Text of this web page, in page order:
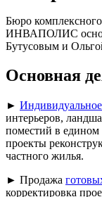
Бюро
ИНВАПОЛИС
Бутусовым и
Основная
►
интерьеров,
поместий в едином
проекты
частного жилья.
► Продажа
корректировка